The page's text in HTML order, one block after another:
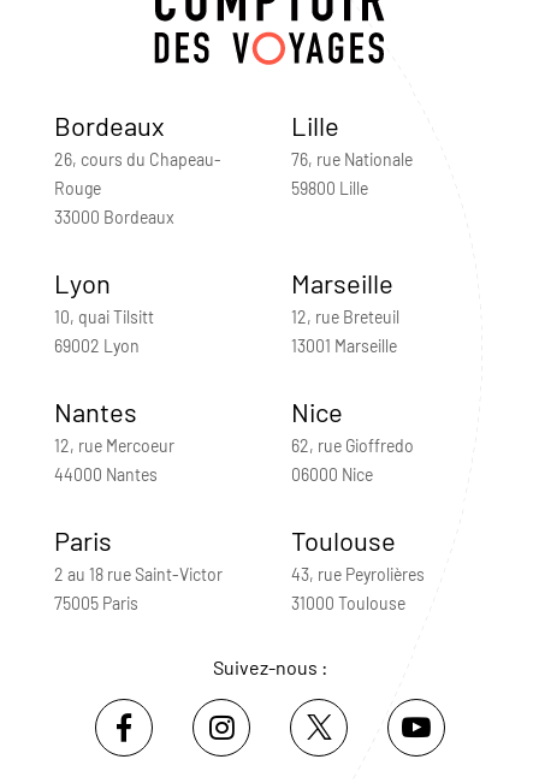
Bordeaux
26, cours du Chapeau-
Rouge
33000 Bordeaux
Lille
76, rue Nationale
59800 Lille
Lyon
10, quai Tilsitt
69002 Lyon
Marseille
12, rue Breteuil
13001 Marseille
Nantes
12, rue Mercoeur
44000 Nantes
Nice
62, rue Gioffredo
06000 Nice
Paris
2 au 18 rue Saint-Victor
75005 Paris
Toulouse
43, rue Peyrolières
31000 Toulouse
Suivez-nous :